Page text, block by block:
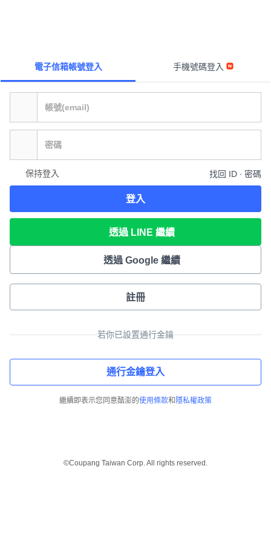
電子信箱帳號登入 手機號碼登入
保持登入 找回 ID ∙ 密碼
登入
透過 LINE 繼續
透過 Google 繼續
註冊
若你已設置通行金鑰
通行金鑰登入
繼續即表示您同意酷澎的使用條款和 隱私權政策
©Coupang Taiwan Corp. All rights reserved.